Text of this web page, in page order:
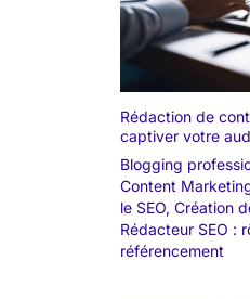
Rédaction de
captiver votre
Blogging
Content
le SEO, Création
Rédacteur SEO :
référencement